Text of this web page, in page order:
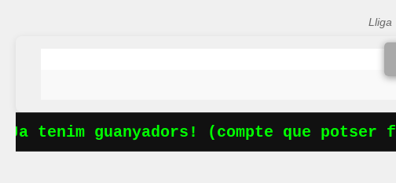
Lliga
tenim guanyadors! (compte que potser